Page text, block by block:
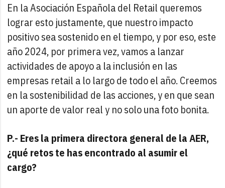
En la Asociación Española del Retail queremos
lograr esto justamente, que nuestro impacto
positivo sea sostenido en el tiempo, y por eso, este
año 2024, por primera vez, vamos a lanzar
actividades de apoyo a la inclusión en las
empresas retail a lo largo de todo el año. Creemos
en la sostenibilidad de las acciones, y en que sean
un aporte de valor real y no solo una foto bonita.
P.- Eres la primera directora general de la AER,
¿qué retos te has encontrado al asumir el
cargo?